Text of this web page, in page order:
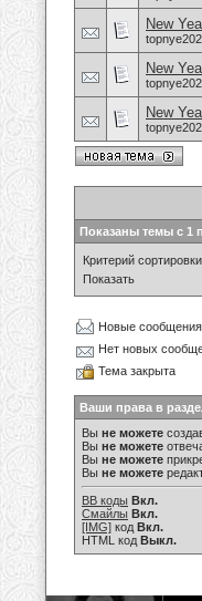
New
New
New
Показаны темы с 1
Критерий сортировки
Показать
Новые сообщения
Нет новых
Тема закрыта
Ваши права в
Вы не можете
Вы не можете
Вы не можете
Вы не можете
BB коды Вкл.
Смайлы Вкл.
[IMG] код Вкл.
HTML код Выкл.